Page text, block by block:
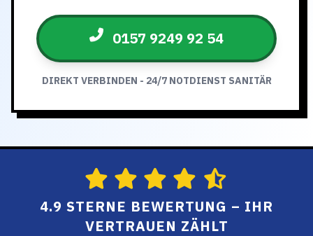
0157 9249 92 54
DIREKT VERBINDEN - 24/7 NOTDIENST SANITÄR
4.9 STERNE BEWERTUNG – IHR
VERTRAUEN ZÄHLT